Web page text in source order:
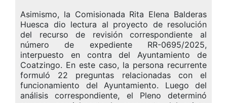
Asimismo, la Comisionada Rita Elena Balderas
Huesca dio lectura al proyecto de resolución
del recurso de revisión correspondiente al
número de expediente RR-0695/2025,
interpuesto en contra del Ayuntamiento de
Coatzingo. En este caso, la persona recurrente
formuló 22 preguntas relacionadas con el
funcionamiento del Ayuntamiento. Luego del
análisis correspondiente, el Pleno determinó